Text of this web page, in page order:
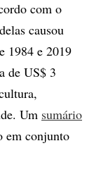
com o
causou
1984 e 2019
de US$ 3
Um sumário
em conjunto